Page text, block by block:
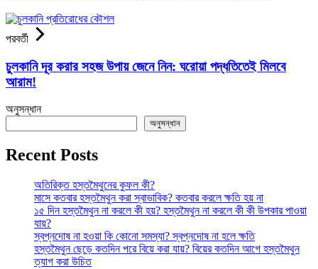
পরবর্তী
চুলকানি দূর করার সহজ উপায় জেনে নিন: ঘরোয়া পদ্ধতিতেই মিলবে
আরাম!
অনুসন্ধান
অনুসন্ধান
Recent Posts
অতিরিক্ত হস্তমৈথুনের কুফল কী?
মাসে কতবার হস্তমৈথুন করা স্বাভাবিক? কতবার করলে ক্ষতি হয় না
১৫ দিন হস্তমৈথুন না করলে কী হয়? হস্তমৈথুন না করলে কী কী উপকার পাওয়া
যায়?
স্বপ্নদোষ না হওয়া কি কোনো সমস্যা? স্বপ্নদোষ না হলে ক্ষতি
হস্তমৈথুন ছেড়ে কতদিন পরে বিয়ে করা যায়? বিয়ের কতদিন আগে হস্তমৈথুন
ত্যাগ করা উচিত